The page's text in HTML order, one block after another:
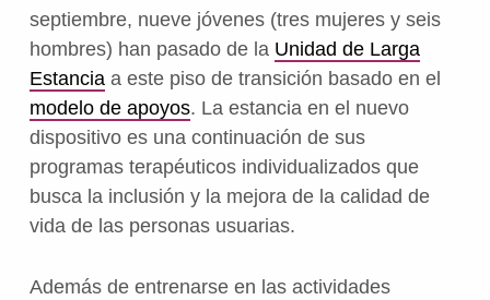
septiembre, nueve jóvenes (tres mujeres y seis
hombres) han pasado de la Unidad de Larga
Estanciaa este piso de transición basado en el
modelo de apoyos. La estancia en el nuevo
dispositivo es una continuación de sus
programas terapéuticos individualizados que
busca la inclusión y la mejora de la calidad de
vida de las personas usuarias.
Además de entrenarse en las actividades